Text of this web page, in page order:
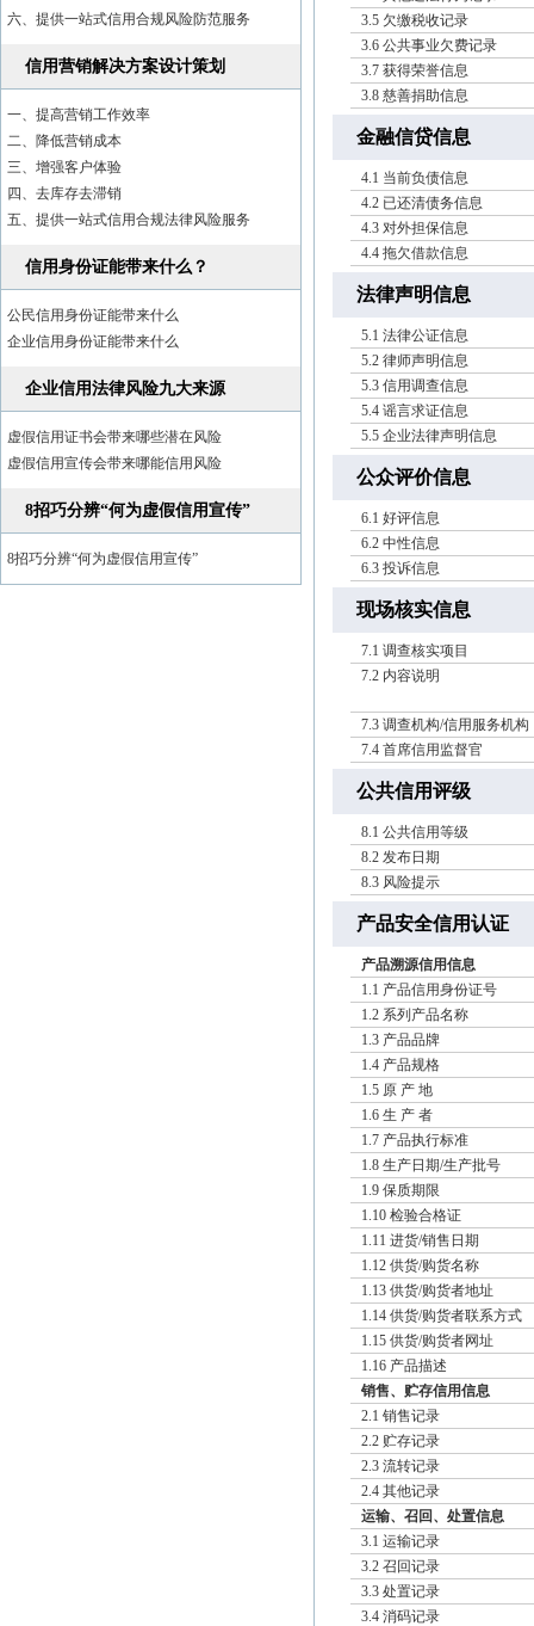
六、提供一站式信用合规风险防范服务
信用营销解决方案设计策划
一、提高营销工作效率
二、降低营销成本
三、增强客户体验
四、去库存去滞销
五、提供一站式信用合规法律风险服务
信用身份证能带来什么？
公民信用身份证能带来什么
企业信用身份证能带来什么
企业信用法律风险九大来源
虚假信用证书会带来哪些潜在风险
虚假信用宣传会带来哪能信用风险
8招巧分辨“何为虚假信用宣传”
8招巧分辨“何为虚假信用宣传”
3.5 欠缴税收记录
3.6 公共事业欠费记录
3.7 获得荣誉信息
3.8 慈善捐助信息
金融信贷信息
4.1 当前负债信息
4.2 已还清债务信息
4.3 对外担保信息
4.4 拖欠借款信息
法律声明信息
5.1 法律公证信息
5.2 律师声明信息
5.3 信用调查信息
5.4 谣言求证信息
5.5 企业法律声明信息
公众评价信息
6.1 好评信息
6.2 中性信息
6.3 投诉信息
现场核实信息
7.1 调查核实项目
7.2 内容说明
7.3 调查机构/信用服务机构
7.4 首席信用监督官
公共信用评级
8.1 公共信用等级
8.2 发布日期
8.3 风险提示
产品安全信用认证
产品溯源信用信息
1.1 产品信用身份证号
1.2 系列产品名称
1.3 产品品牌
1.4 产品规格
1.5 原 产 地
1.6 生 产 者
1.7 产品执行标准
1.8 生产日期/生产批号
1.9 保质期限
1.10 检验合格证
1.11 进货/销售日期
1.12 供货/购货名称
1.13 供货/购货者地址
1.14 供货/购货者联系方式
1.15 供货/购货者网址
1.16 产品描述
销售、贮存信用信息
2.1 销售记录
2.2 贮存记录
2.3 流转记录
2.4 其他记录
运输、召回、处置信息
3.1 运输记录
3.2 召回记录
3.3 处置记录
3.4 消码记录